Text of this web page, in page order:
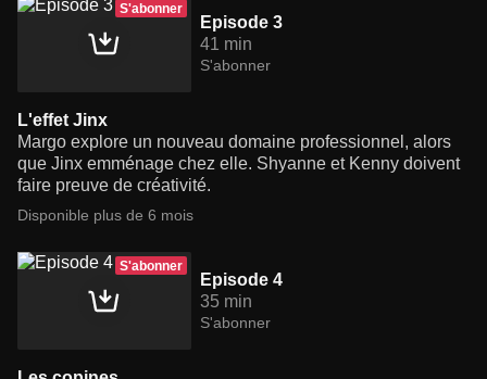
S'abonner
Episode 3
41 min
S'abonner
L'effet Jinx
Margo explore un nouveau domaine professionnel, alors
que Jinx emménage chez elle. Shyanne et Kenny doivent
faire preuve de créativité.
Disponible plus de 6 mois
S'abonner
Episode 4
35 min
S'abonner